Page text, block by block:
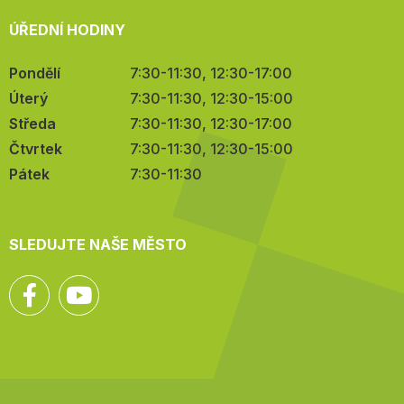
ÚŘEDNÍ HODINY
Pondělí
7:30-11:30, 12:30-17:00
Úterý
7:30-11:30, 12:30-15:00
Středa
7:30-11:30, 12:30-17:00
Čtvrtek
7:30-11:30, 12:30-15:00
Pátek
7:30-11:30
SLEDUJTE NAŠE MĚSTO
Facebook